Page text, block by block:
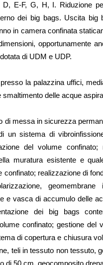
D, E-F, G, H, I. Riduzione
dei big bags. Uscita big
in camera confinata
opportunamente
di UDM e UDP.
la palazzina uffici,
delle acque
messa in sicurezza
un sistema di
del volume
muratura esistente e
realizzazione di
geomembrane
e vasca di accumulo delle
dei big bags
confinato; gestione del
di copertura e chiusura
teli in tessuto non tessuto,
di 50 cm, geocomposito